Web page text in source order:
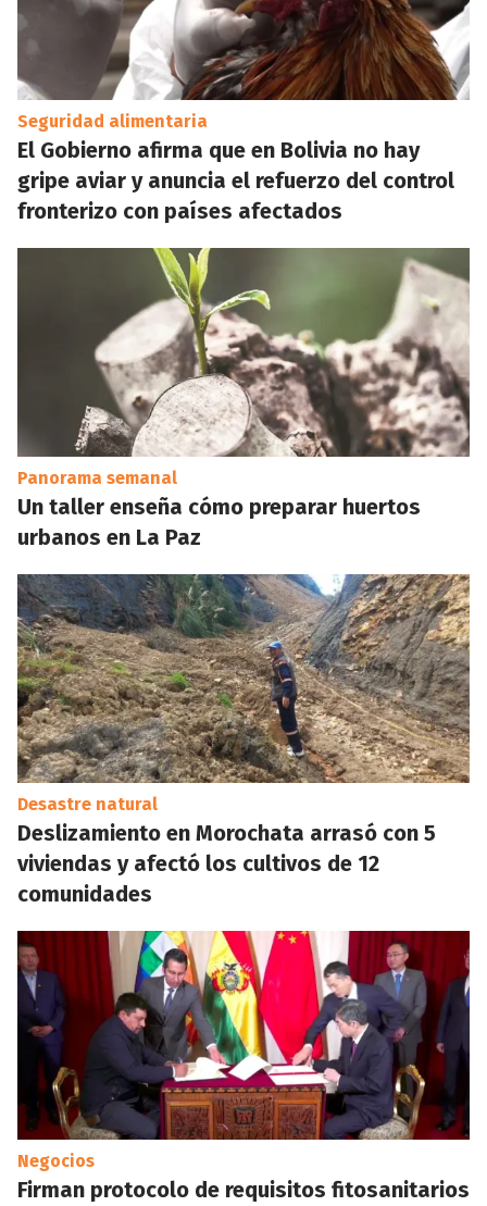
Seguridad alimentaria
El Gobierno afirma que en Bolivia no hay
gripe aviar y anuncia el refuerzo del control
fronterizo con países afectados
Panorama semanal
Un taller enseña cómo preparar huertos
urbanos en La Paz
Desastre natural
Deslizamiento en Morochata arrasó con 5
viviendas y afectó los cultivos de 12
comunidades
Negocios
Firman protocolo de requisitos fitosanitarios